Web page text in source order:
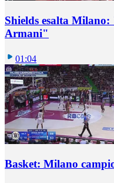
Shields esalta
Armani"
01:04
Basket: Milano